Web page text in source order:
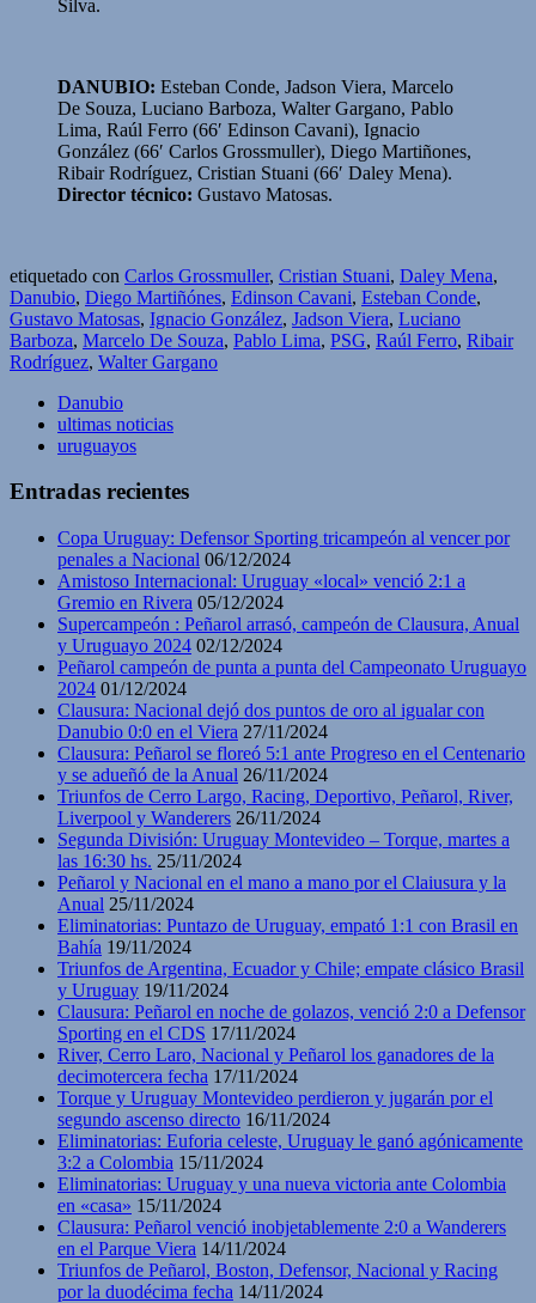
Silva.
DANUBIO: Esteban Conde, Jadson Viera, Marcelo
De Souza, Luciano Barboza, Walter Gargano, Pablo
Lima, Raúl Ferro (66′ Edinson Cavani), Ignacio
González (66′ Carlos Grossmuller), Diego Martiñones,
Ribair Rodríguez, Cristian Stuani (66′ Daley Mena).
Director técnico: Gustavo Matosas.
etiquetado con Carlos Grossmuller, Cristian Stuani, Daley Mena,
Danubio, Diego Martiñónes, Edinson Cavani, Esteban Conde,
Gustavo Matosas, Ignacio González, Jadson Viera, Luciano
Barboza, Marcelo De Souza, Pablo Lima, PSG, Raúl Ferro, Ribair
Rodríguez, Walter Gargano
Danubio
ultimas noticias
uruguayos
Entradas recientes
Copa Uruguay: Defensor Sporting tricampeón al vencer por
penales a Nacional 06/12/2024
Amistoso Internacional: Uruguay «local» venció 2:1 a
Gremio en Rivera 05/12/2024
Supercampeón : Peñarol arrasó, campeón de Clausura, Anual
y Uruguayo 2024 02/12/2024
Peñarol campeón de punta a punta del Campeonato Uruguayo
2024 01/12/2024
Clausura: Nacional dejó dos puntos de oro al igualar con
Danubio 0:0 en el Viera 27/11/2024
Clausura: Peñarol se floreó 5:1 ante Progreso en el Centenario
y se adueñó de la Anual 26/11/2024
Triunfos de Cerro Largo, Racing, Deportivo, Peñarol, River,
Liverpool y Wanderers 26/11/2024
Segunda División: Uruguay Montevideo – Torque, martes a
las 16:30 hs. 25/11/2024
Peñarol y Nacional en el mano a mano por el Claiusura y la
Anual 25/11/2024
Eliminatorias: Puntazo de Uruguay, empató 1:1 con Brasil en
Bahía 19/11/2024
Triunfos de Argentina, Ecuador y Chile; empate clásico Brasil
y Uruguay 19/11/2024
Clausura: Peñarol en noche de golazos, venció 2:0 a Defensor
Sporting en el CDS 17/11/2024
River, Cerro Laro, Nacional y Peñarol los ganadores de la
decimotercera fecha 17/11/2024
Torque y Uruguay Montevideo perdieron y jugarán por el
segundo ascenso directo 16/11/2024
Eliminatorias: Euforia celeste, Uruguay le ganó agónicamente
3:2 a Colombia 15/11/2024
Eliminatorias: Uruguay y una nueva victoria ante Colombia
en «casa» 15/11/2024
Clausura: Peñarol venció inobjetablemente 2:0 a Wanderers
en el Parque Viera 14/11/2024
Triunfos de Peñarol, Boston, Defensor, Nacional y Racing
por la duodécima fecha 14/11/2024